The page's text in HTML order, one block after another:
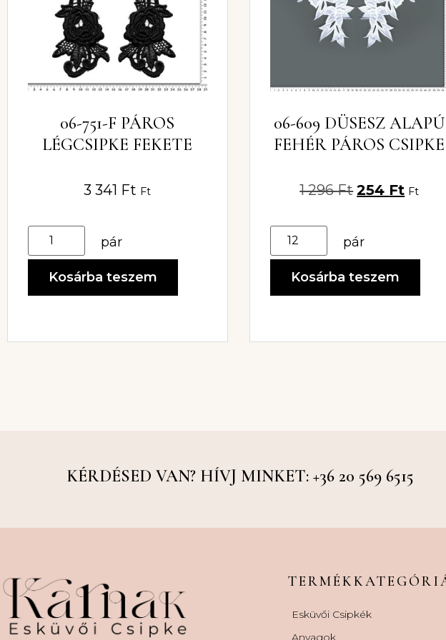
06-751-F PÁROS
LÉGCSIPKE FEKETE
3 341 Ft Ft
pár
Kosárba teszem
06-609 DÜSESZ ALAPÚ
FEHÉR PÁROS CSIPKE
1 296Ft 254 Ft Ft
pár
Kosárba teszem
KÉRDÉSED VAN? HÍVJ MINKET: +36 20 569 6515
Esküvői Csipkék
Anyagok